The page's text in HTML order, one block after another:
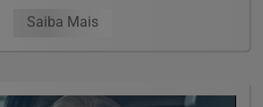
Saiba Mais